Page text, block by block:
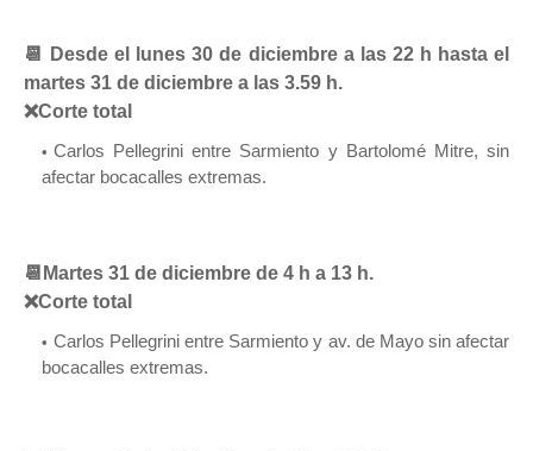
📆 Desde el lunes 30 de diciembre a las 22 h hasta el
martes 31 de diciembre a las 3.59 h.
❌Corte total
Carlos Pellegrini entre Sarmiento y Bartolomé Mitre, sin
afectar bocacalles extremas.
📆Martes 31 de diciembre de 4 h a 13 h.
❌Corte total
Carlos Pellegrini entre Sarmiento y av. de Mayo sin afectar
bocacalles extremas.